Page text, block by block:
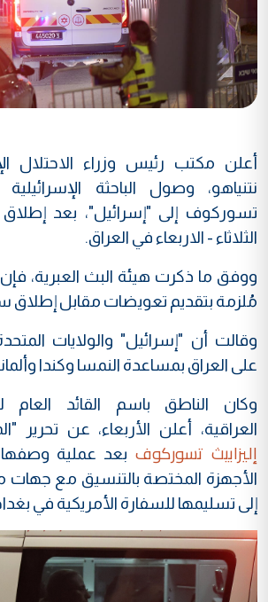
أعلن مكتب رئيس وزراء الاحتلال
نتنياهو، وصول الباحثة الإسرائيلية
تسوركوف إلى "إسرائيل"، بعد
الثلاثاء - الاربعاء في العراق.
ووفق ما ذكرت هيئة البث العبرية،
مُلزمة بتقديم تعويضات مقابل
وقالت أن "إسرائيل" والولايات
على العراق بمساعدة النمسا وكندا
وكان الناطق باسم القائد العام
العراقية، أعلن الأربعاء، عن تحرير
إليزابيث تسوركوف بعد عملية وصفها
الأجهزة المختصة بالتنسيق مع جهات
إلى تسليمها للسفارة الأمريكية في